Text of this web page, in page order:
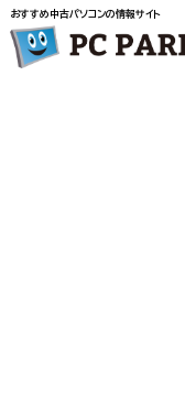
おすすめ中古パソコンの情報サイト